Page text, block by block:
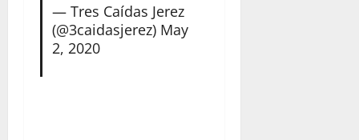
— Tres Caídas Jerez
(@3caidasjerez) May
2, 2020